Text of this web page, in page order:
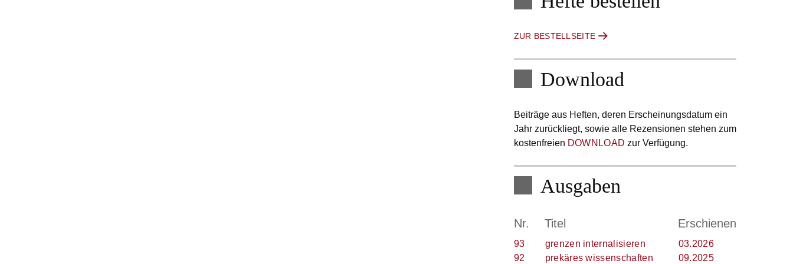
ZUR BESTELLSEITE
Download
Beiträge aus Heften, deren Erscheinungsdatum ein
Jahr zurückliegt, sowie alle Rezensionen stehen zum
kostenfreien DOWNLOAD zur Verfügung.
Ausgaben
Nr. Titel Erschienen
93 grenzen internalisieren
03.2026
92
prekäres wissenschaften 09.2025